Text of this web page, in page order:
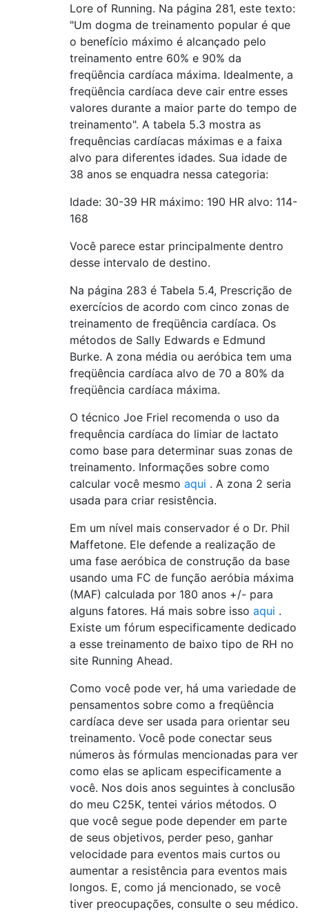
Lore of Running. Na página 281, este texto:
"Um dogma de treinamento popular é que
o benefício máximo é alcançado pelo
treinamento entre 60% e 90% da
freqüência cardíaca máxima. Idealmente, a
freqüência cardíaca deve cair entre esses
valores durante a maior parte do tempo de
treinamento". A tabela 5.3 mostra as
frequências cardíacas máximas e a faixa
alvo para diferentes idades. Sua idade de
38 anos se enquadra nessa categoria:
Idade: 30-39 HR máximo: 190 HR alvo: 114-
168
Você parece estar principalmente dentro
desse intervalo de destino.
Na página 283 é Tabela 5.4, Prescrição de
exercícios de acordo com cinco zonas de
treinamento de freqüência cardíaca. Os
métodos de Sally Edwards e Edmund
Burke. A zona média ou aeróbica tem uma
freqüência cardíaca alvo de 70 a 80% da
freqüência cardíaca máxima.
O técnico Joe Friel recomenda o uso da
frequência cardíaca do limiar de lactato
como base para determinar suas zonas de
treinamento. Informações sobre como
calcular você mesmo aqui . A zona 2 seria
usada para criar resistência.
Em um nível mais conservador é o Dr. Phil
Maffetone. Ele defende a realização de
uma fase aeróbica de construção da base
usando uma FC de função aeróbia máxima
(MAF) calculada por 180 anos +/- para
alguns fatores. Há mais sobre isso aqui .
Existe um fórum especificamente dedicado
a esse treinamento de baixo tipo de RH no
site Running Ahead.
Como você pode ver, há uma variedade de
pensamentos sobre como a freqüência
cardíaca deve ser usada para orientar seu
treinamento. Você pode conectar seus
números às fórmulas mencionadas para ver
como elas se aplicam especificamente a
você. Nos dois anos seguintes à conclusão
do meu C25K, tentei vários métodos. O
que você segue pode depender em parte
de seus objetivos, perder peso, ganhar
velocidade para eventos mais curtos ou
aumentar a resistência para eventos mais
longos. E, como já mencionado, se você
tiver preocupações, consulte o seu médico.